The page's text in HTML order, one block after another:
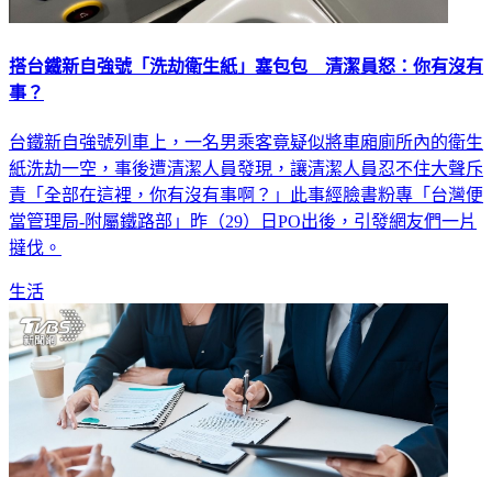
搭台鐵新自強號「洗劫衛生紙」塞包包 清潔員怒：你有沒有
事？
台鐵新自強號列車上，一名男乘客竟疑似將車廂廁所內的衛生
紙洗劫一空，事後遭清潔人員發現，讓清潔人員忍不住大聲斥
責「全部在這裡，你有沒有事啊？」此事經臉書粉專「台灣便
當管理局-附屬鐵路部」昨（29）日PO出後，引發網友們一片
撻伐。
生活